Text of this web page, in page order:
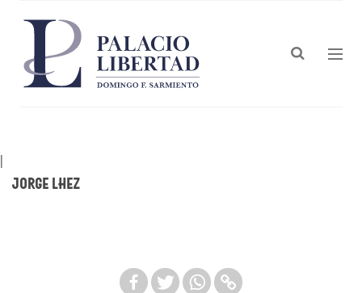
|
Jorge Lhez